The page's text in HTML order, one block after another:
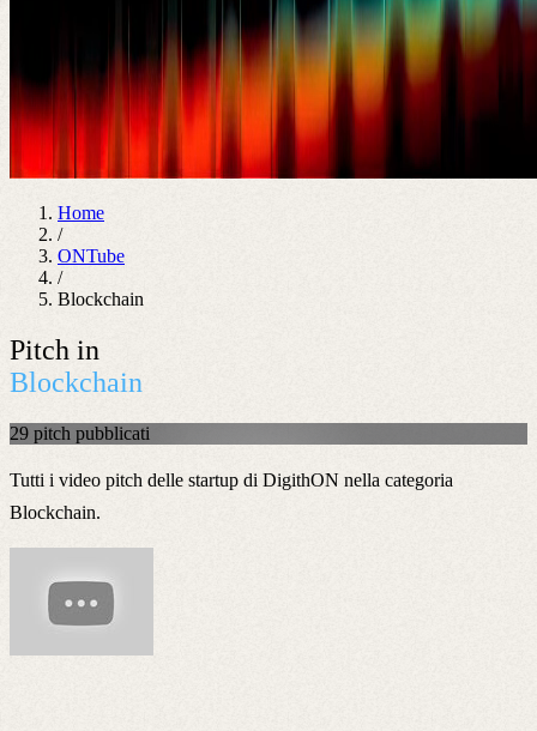
Home
/
ONTube
/
Blockchain
Pitch in
Blockchain
29 pitch pubblicati
Tutti i video pitch delle startup di DigithON nella categoria
Blockchain.